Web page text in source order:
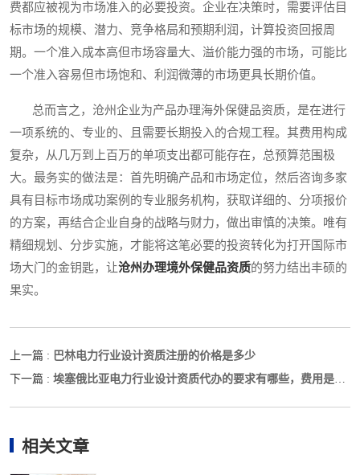
费都应被视为市场准入的必要投资。企业在决策时，需要评估目
标市场的规模、潜力、竞争格局和预期利润，计算投资回报周
期。一个准入成本高但市场容量大、溢价能力强的市场，可能比
一个准入容易但市场饱和、利润微薄的市场更具长期价值。
总而言之，沧州企业为产品办理海外保健品资质，是在进行
一项系统的、专业的、且需要长期投入的合规工程。其费用构成
复杂，从几万到上百万的单项支出都可能存在，总预算范围极
大。最务实的做法是：首先明确产品和市场定位，然后咨询多家
具有目标市场成功案例的专业服务机构，获取详细的、分项报价
的方案，再结合企业自身的战略与财力，做出审慎的决策。唯有
精细规划、分步实施，才能将这笔必要的投资转化为打开国际市
场大门的金钥匙，让沧州办理境外保健品资质的努力结出丰硕的
果实。
上一篇 : 巴林电力行业设计资质注册的价格是多少
下一篇 : 埃塞俄比亚电力行业设计资质代办的要求有哪些，费用是多
相关文章